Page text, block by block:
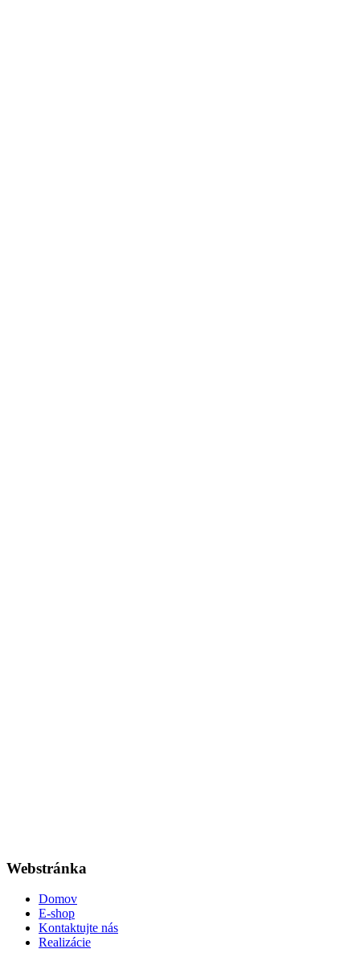
Webstránka
Domov
E-shop
Kontaktujte nás
Realizácie